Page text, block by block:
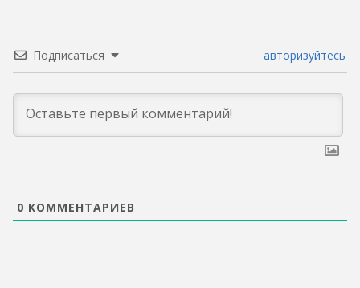
Подписаться авторизуйтесь
0 КОММЕНТАРИЕВ